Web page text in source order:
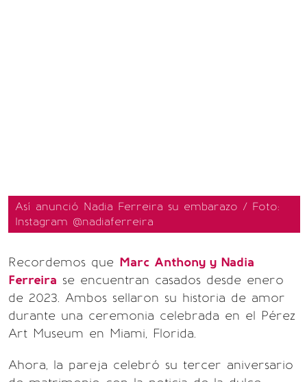
Así anunció Nadia Ferreira su embarazo / Foto:
Instagram @nadiaferreira
Recordemos que Marc Anthony y Nadia
Ferreira se encuentran casados desde enero
de 2023. Ambos sellaron su historia de amor
durante una ceremonia celebrada en el Pérez
Art Museum en Miami, Florida.
Ahora, la pareja celebró su tercer aniversario